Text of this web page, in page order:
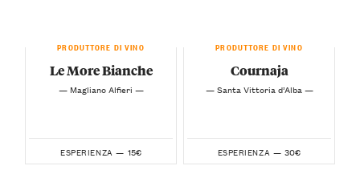
PRODUTTORE DI VINO
Le More Bianche
— Magliano Alfieri —
ESPERIENZA — 15€
PRODUTTORE DI VINO
Cournaja
— Santa Vittoria d’Alba —
ESPERIENZA — 30€